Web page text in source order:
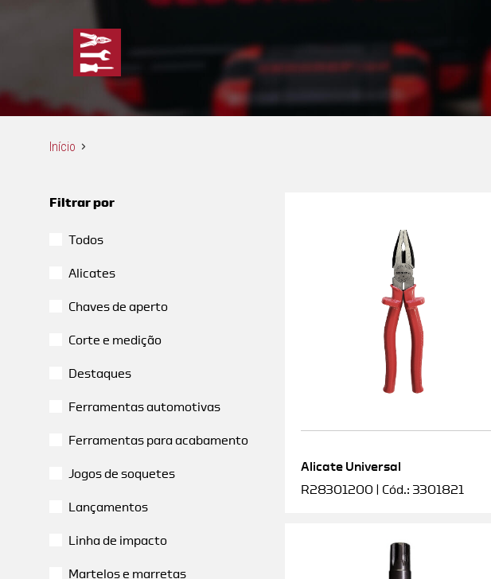
Início
Filtrar por
Todos
Alicates
Chaves de aperto
Corte e medição
Destaques
Ferramentas automotivas
Ferramentas para acabamento
Jogos de soquetes
Lançamentos
Linha de impacto
Martelos e marretas
Alicate Universal
R28301200 | Cód.: 3301821